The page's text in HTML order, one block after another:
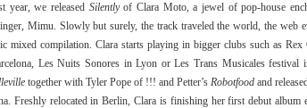
year, we released Silentlyof Clara Moto, a jewel of pop-house
Mimu. Slowly but surely, the track traveled the world, the web
mixed compilation. Clara starts playing in bigger clubs such as
Les Nuits Sonores in Lyon or Les Trans Musicales festival
together with Tyler Pope of !!! and Petter’s Robotfood and
Freshly relocated in Berlin, Clara is finishing her first debut album